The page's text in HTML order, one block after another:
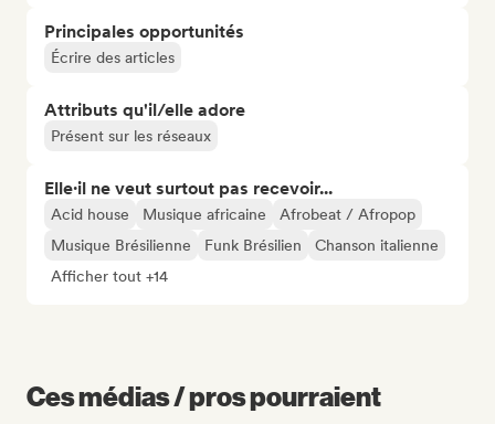
Principales opportunités
Écrire des articles
Attributs qu'il/elle adore
Présent sur les réseaux
Elle·il ne veut surtout pas recevoir...
Acid house Musique africaine
Afrobeat / Afropop
Musique Brésilienne
Funk Brésilien
Chanson italienne
Afficher tout +14
Ces médias / pros pourraient